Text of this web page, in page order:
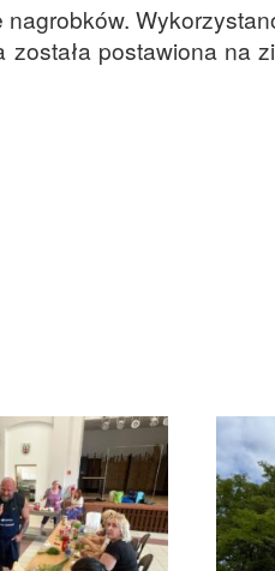
postawiona na